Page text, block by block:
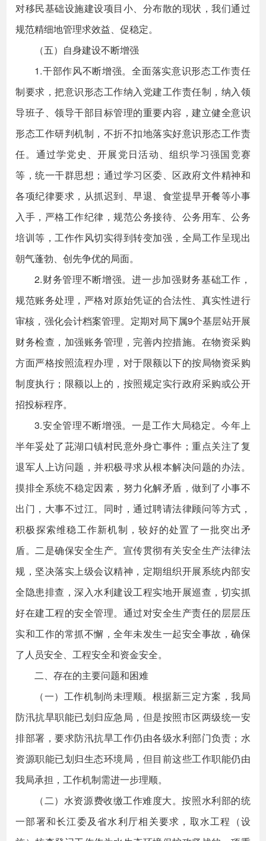
对移民基础设施建设项目小、分布散的现状，我们通过
规范精细地管理求效益、促稳定。
（五）自身建设不断增强
1.干部作风不断增强。全面落实意识形态工作责任
制要求，把意识形态工作纳入党建工作责任制，纳入领
导班子、领导干部目标管理的重要内容，建立健全意识
形态工作研判机制，不折不扣地落实好意识形态工作责
任。通过学党史、开展党日活动、组织学习强国竞赛
等，统一干群思想；通过学习区委、区政府文件精神和
各项纪律要求，从抓迟到、早退、食堂提早开餐等小事
入手，严格工作纪律，规范公务接待、公务用车、公务
培训等，工作作风切实得到转变加强，全局工作呈现出
朝气蓬勃、创先争优的局面。
2.财务管理不断增强。进一步加强财务基础工作，
规范账务处理，严格对原始凭证的合法性、真实性进行
审核，强化会计档案管理。定期对局下属9个基层站开展
财务检查，加强账务管理，完善内控措施。在物资采购
方面严格按照流程办理，对于限额以下的按局物资采购
制度执行；限额以上的，按照规定实行政府采购或公开
招投标程序。
3.安全管理不断增强。一是工作大局稳定。今年上
半年妥处了茈湖口镇村民意外身亡事件；重点关注了复
退军人上访问题，并积极寻求从根本解决问题的办法。
摸排全系统不稳定因素，努力化解矛盾，做到了小事不
出门，大事不过江。同时，通过聘请法律顾问等方式，
积极探索维稳工作新机制，较好的处置了一批突出矛
盾。二是确保安全生产。宣传贯彻有关安全生产法律法
规，坚决落实上级会议精神，定期组织开展系统内部安
全隐患排查，深入水利建设工程实地开展巡查，切实抓
好在建工程的安全管理。通过对安全生产责任的层层压
实和工作的常抓不懈，全年未发生一起安全事故，确保
了人员安全、工程安全和资金安全。
二、存在的主要问题和困难
（一）工作机制尚未理顺。根据新三定方案，我局
防汛抗旱职能已划归应急局，但是按照市区两级统一安
排部署，要求防汛抗旱工作仍由各级水利部门负责；水
资源职能已划归生态环境局，但目前这些工作职能仍由
我局承担，工作机制需进一步理顺。
（二）水资源费收缴工作难度大。按照水利部的统
一部署和长江委及省水利厅相关要求，取水工程（设